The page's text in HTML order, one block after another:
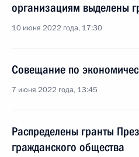
организациям выделены
10 июня 2022 года, 17:30
Совещание по
7 июня 2022 года, 13:45
Распределены гранты
гражданского общества